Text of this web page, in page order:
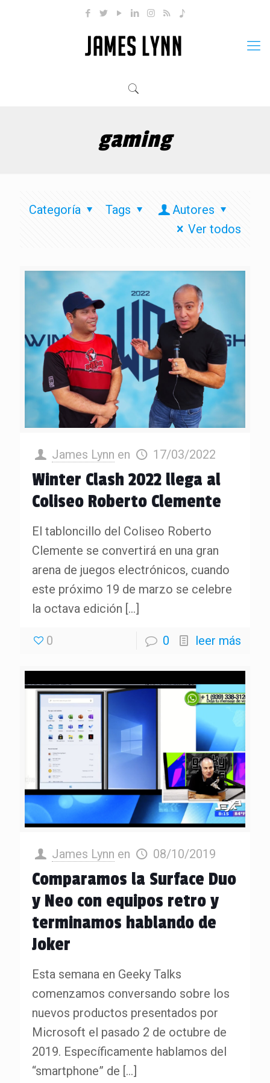
gaming
Categoría Tags
Autores
Ver todos
James Lynn en 17/03/2022
Winter Clash 2022 llega al
Coliseo Roberto Clemente
El tabloncillo del Coliseo Roberto
Clemente se convertirá en una gran
arena de juegos electrónicos, cuando
este próximo 19 de marzo se celebre
la octava edición […]
0 0 leer más
James Lynn en 08/10/2019
Comparamos la Surface Duo
y Neo con equipos retro y
terminamos hablando de
Joker
Esta semana en Geeky Talks
comenzamos conversando sobre los
nuevos productos presentados por
Microsoft el pasado 2 de octubre de
2019. Específicamente hablamos del
“smartphone” de […]